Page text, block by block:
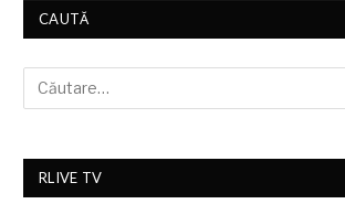
CAUTĂ
RLIVE TV